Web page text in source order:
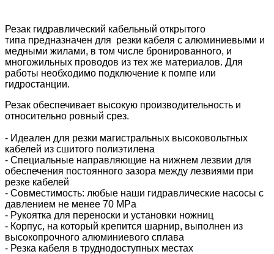
Резак гидравлический кабельный открытого
типа предназначен для резки кабеля с алюминиевыми и
медными жилами, в том числе бронированного, и
многожильных проводов из тех же материалов. Для
работы необходимо подключение к помпе или
гидростанции.
Резак обеспечивает высокую производительность и
относительно ровный срез.
- Идеален для резки магистральных высоковольтных
кабелей из сшитого полиэтилена
- Специальные направляющие на нижнем лезвии для
обеспечения постоянного зазора между лезвиями при
резке кабелей
- Совместимость: любые наши гидравлические насосы с
давлением не менее 70 МPa
- Рукоятка для переноски и установки ножниц
- Корпус, на который крепится шарнир, выполнен из
высокопрочного алюминиевого сплава
- Резка кабеля в труднодоступных местах